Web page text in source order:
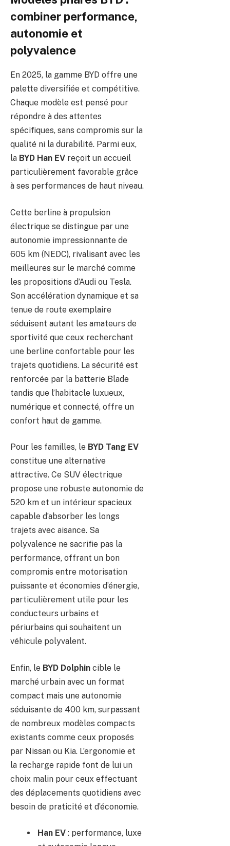
combiner performance,
autonomie et
polyvalence
En 2025, la gamme BYD offre une
palette diversifiée et compétitive.
Chaque modèle est pensé pour
répondre à des attentes
spécifiques, sans compromis sur la
qualité ni la durabilité. Parmi eux,
la BYD Han EV reçoit un accueil
particulièrement favorable grâce
à ses performances de haut niveau.
Cette berline à propulsion
électrique se distingue par une
autonomie impressionnante de
605 km (NEDC), rivalisant avec les
meilleures sur le marché comme
les propositions d’Audi ou Tesla.
Son accélération dynamique et sa
tenue de route exemplaire
séduisent autant les amateurs de
sportivité que ceux recherchant
une berline confortable pour les
trajets quotidiens. La sécurité est
renforcée par la batterie Blade
tandis que l’habitacle luxueux,
numérique et connecté, offre un
confort haut de gamme.
Pour les familles, le BYD Tang EV
constitue une alternative
attractive. Ce SUV électrique
propose une robuste autonomie de
520 km et un intérieur spacieux
capable d’absorber les longs
trajets avec aisance. Sa
polyvalence ne sacrifie pas la
performance, offrant un bon
compromis entre motorisation
puissante et économies d’énergie,
particulièrement utile pour les
conducteurs urbains et
périurbains qui souhaitent un
véhicule polyvalent.
Enfin, le BYD Dolphin cible le
marché urbain avec un format
compact mais une autonomie
séduisante de 400 km, surpassant
de nombreux modèles compacts
existants comme ceux proposés
par Nissan ou Kia. L’ergonomie et
la recharge rapide font de lui un
choix malin pour ceux effectuant
des déplacements quotidiens avec
besoin de praticité et d’économie.
Han EV : performance, luxe